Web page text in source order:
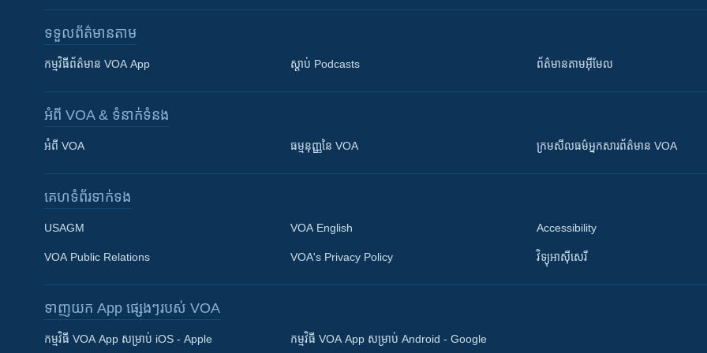
Khmer English
ទទួល​ព័ត៌មាន​តាម
កម្មវិធី​ព័ត៌មាន VOA App ស្តាប់ Podcasts ព័ត៌មាន​តាម​អ៊ីមែល
អំពី​ VOA & ទំនាក់ទំនង
អំពី​ VOA ធម្មនុញ្ញ​នៃ VOA ក្រម​​​សីលធម៌​​​អ្នក​​​សារព័ត៌មាន VOA
គេហទំព័រ​​ទាក់ទង
USAGM
VOA Public Relations
VOA English
VOA's Privacy Policy
Accessibility
វិទ្យុ​អាស៊ី​សេរី
ទាញយក​ App ផ្សេងៗ​របស់​ VOA
កម្មវិធី​ VOA App សម្រាប់ iOS - Apple កម្មវិធី​ VOA App សម្រាប់ Android - Google